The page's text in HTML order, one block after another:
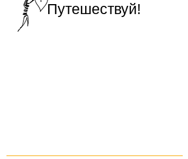
Путешествуй!